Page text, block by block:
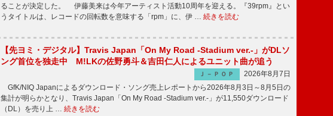
ることが決定した。 伊藤美来は今年アーティスト活動10周年を迎える。『39rpm』とい
うタイトルは、レコードの回転数を意味する「rpm」に、伊 … 続きを読む
【先ヨミ・デジタル】Travis Japan「On My Road -Stadium ver.-」がDLソ
ング首位を独走中 M!LKの佐野勇斗＆吉田仁人によるユニット曲が追う
Ｊ－ＰＯＰ
2026年8月7日
GfK/NIQ Japanによるダウンロード・ソング売上レポートから2026年8月3日～8月5日の
集計が明らかとなり、Travis Japan「On My Road -Stadium ver.-」が11,550ダウンロード
（DL）を売り上 … 続きを読む